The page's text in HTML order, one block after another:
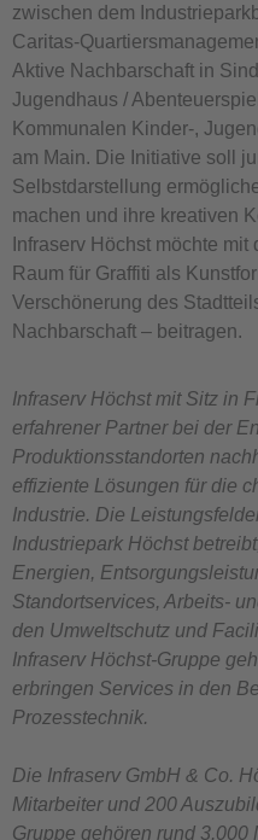
zwischen dem
Caritas-
Aktive Nachbarschaft in
Jugendhaus /
Kommunalen Kinder-,
am Main. Die Initiative soll
Selbstdarstellung
machen und ihre kreativen
Infraserv Höchst möchte
Raum für Graffiti als
Verschönerung des
Nachbarschaft – beitragen.
Infraserv Höchst mit Sitz in
erfahrener Partner bei der
Produktionsstandorten
effiziente Lösungen für die
Industrie. Die
Industriepark Höchst
Energien,
Standortservices, Arbeits-
den Umweltschutz und
Infraserv Höchst-Gruppe
erbringen Services in den
Prozesstechnik.
Die Infraserv GmbH & Co.
Mitarbeiter und 200
Gruppe gehören rund 3.000